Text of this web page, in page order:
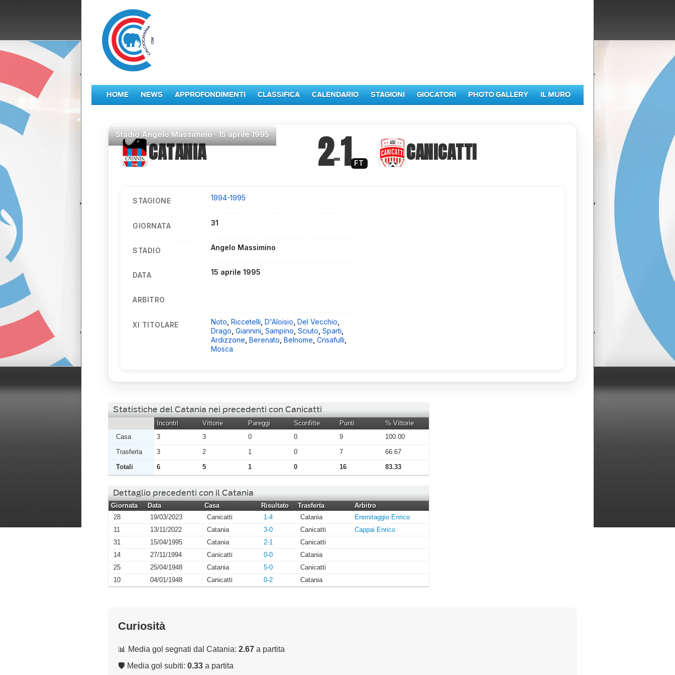
HOME NEWS APPROFONDIMENTI CLASSIFICA CALENDARIO STAGIONI GIOCATORI PHOTO GALLERY IL MURO
StadioAngelo Massimino ·15 aprile 1995
CATANIA 2–1 FT CANICATTI
STAGIONE 1994-1995
GIORNATA 31
STADIO Angelo Massimino
DATA 15 aprile 1995
ARBITRO
XI TITOLARE Noto ,Riccetelli ,D'Aloisio ,Del Vecchio
Drago ,Giannini ,Sampino ,Sciuto ,Sparti
Ardizzone ,Berenato ,Belnome ,Crisafulli
Mosca
Statistiche del Catania nei precedenti con Canicatti
Incontri Vittorie Pareggi Sconfitte Punti
% Vittorie
Casa
3 3 0 0 9
100.00
Trasferta
3 2 1 0 7
66.67
Totali
6 5 1 0 16 83.33
Dettaglio precedenti con il Catania
Giornata Data Casa Risultato Trasferta
Arbitro
28
19/03/2023 Canicatti 1-4 Catania
Eremitaggio Enrico
11
13/11/2022 Catania 3-0 Canicatti
Cappai Enrico
31
15/04/1995 Catania 2-1
Canicatti
14
27/11/1994 Canicatti 0-0
Catania
25
25/04/1948 Catania 5-0
Canicatti
10
04/01/1948 Canicatti 0-2 Catania
Curiosità
📊 Media gol segnati dal Catania: 2.67 a partita
🛡 Media gol subiti: 0.33 a partita